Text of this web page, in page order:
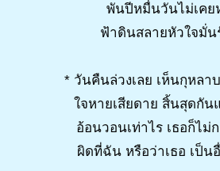
พันปีหมื่นวันไม่เคย
ฟ้าดินสลายหัวใจมั่น
* วันคืนล่วงเลย เห็นกุหลา
ใจหายเสียดาย สิ้นสุดกัน
อ้อนวอนเท่าไร เธอก็ไ
ผิดที่ฉัน หรือว่าเธอ เป็น